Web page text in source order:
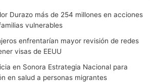
Durazo más de 254 millones en acciones
vulnerables
enfrentarían mayor revisión de redes
visas de EEUU
en Sonora Estrategia Nacional para
en salud a personas migrantes